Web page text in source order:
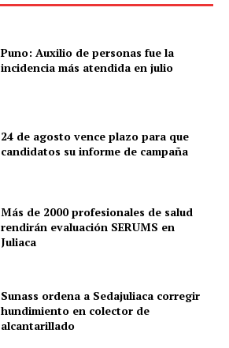
Puno: Auxilio de personas fue la
incidencia más atendida en julio
24 de agosto vence plazo para que
candidatos su informe de campaña
Más de 2000 profesionales de salud
rendirán evaluación SERUMS en
Juliaca
Sunass ordena a Sedajuliaca corregir
hundimiento en colector de
alcantarillado